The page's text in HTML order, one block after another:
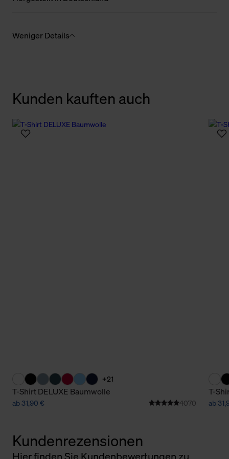
Weniger Details
Kunden kauften auch
+21
T-Shirt DELUXE Baumwolle
ab 31,90 € 4070
T-
ab
Kundenrezensionen
Hier finden Sie Kundenbewertungen zu